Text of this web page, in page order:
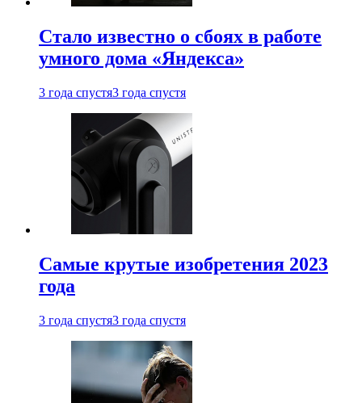
Стало известно о сбоях в работе
умного дома «Яндекса»
3 года спустя3 года спустя
Самые крутые изобретения 2023
года
3 года спустя3 года спустя